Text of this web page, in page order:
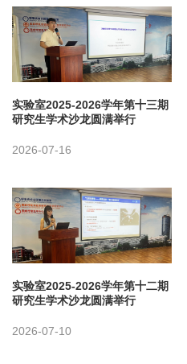
实验室2025-2026学年第十三期
研究生学术沙龙圆满举行
2026-07-16
实验室2025-2026学年第十二期
研究生学术沙龙圆满举行
2026-07-10